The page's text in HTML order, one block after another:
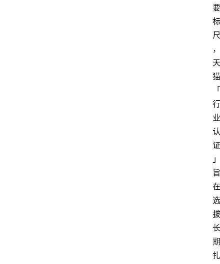
要
标
尺
，
天
猫
「
行
业
认
证
」
旨
在
选
拔
长
期
扎